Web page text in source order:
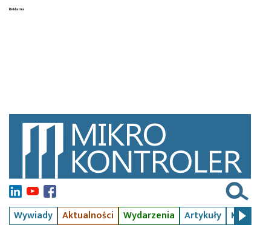
Wywiady Aktualności Wydarzenia Artykuły Kursy